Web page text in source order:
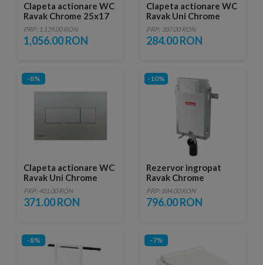
Clapeta actionare WC
Ravak Chrome 25x17
cm, crom
PRP: 1,139.00 RON
1,056.00 RON
Clapeta actionare WC
Ravak Uni Chrome
25x17 cm, alb
PRP: 307.00 RON
284.00 RON
-8%
Clapeta actionare WC
Ravak Uni Chrome
25x17 cm, crom
satinat
PRP: 401.00 RON
371.00 RON
-10%
Rezervor ingropat
Ravak Chrome
106x59xH15 cm
PRP: 884.00 RON
796.00 RON
-8% -7%